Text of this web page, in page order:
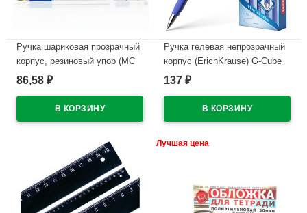
Ручка шариковая прозрачный
корпус, резиновый упор (MC
Gold) синий, 0,5мм, масло
86,58 ₽
Ручка гелевая непрозрачный
корпус (ErichKrause) G-Cube
синий, 0,5мм, игла арт.46162
137 ₽
Лучшая цена